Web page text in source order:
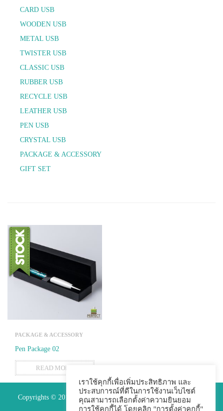
CARD USB
WOODEN USB
METAL USB
TWISTER USB
CLASSIC USB
RUBBER USB
RECYCLE USB
LEATHER USB
PEN USB
CRYSTAL USB
PACKAGE & ACCESSORY
GIFT SET
PACKAGE & ACCESSORY
Pen Package 02
READ MORE
Copyrights © 2015 Premium Perfect Co.,ltd. All Rights Reserved.
เราใช้คุกกี้เพื่อเพิ่มประสิทธิภาพ และ
ประสบการณ์ที่ดีในการใช้งานเว็บไซต์
คุณสามารถเลือกตั้งค่าความยินยอม
การใช้คุกกี้ได้ โดยคลิก "การตั้งค่าคุกกี้"